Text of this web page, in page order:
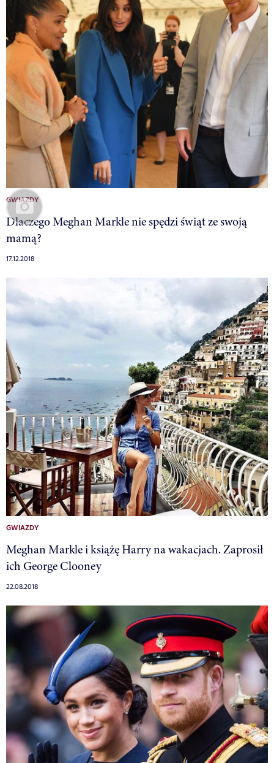
GWIAZDY
Dlaczego Meghan Markle nie spędzi świąt ze swoją
mamą?
17.12.2018
GWIAZDY
Meghan Markle i książę Harry na wakacjach. Zaprosił
ich George Clooney
22.08.2018